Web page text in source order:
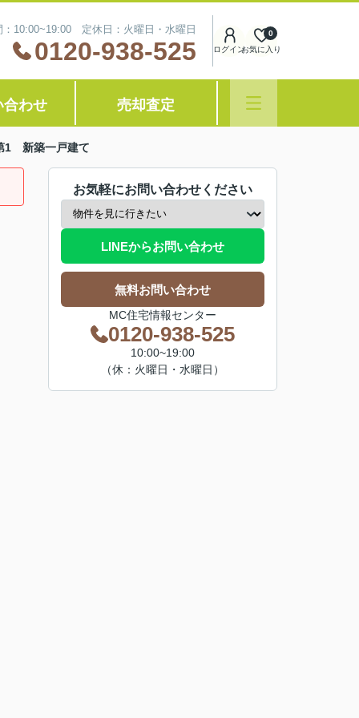
：10:00~19:00 定休日：火曜日・水曜日
0120-938-525 ログインお気に入り
0
合わせ 売却査定
1 新築一戸建て
お気軽にお問い合わせください
LINEからお問い合わせ
無料お問い合わせ
MC住宅情報センター
0120-938-525
10:00~19:00
（休：火曜日・水曜日）